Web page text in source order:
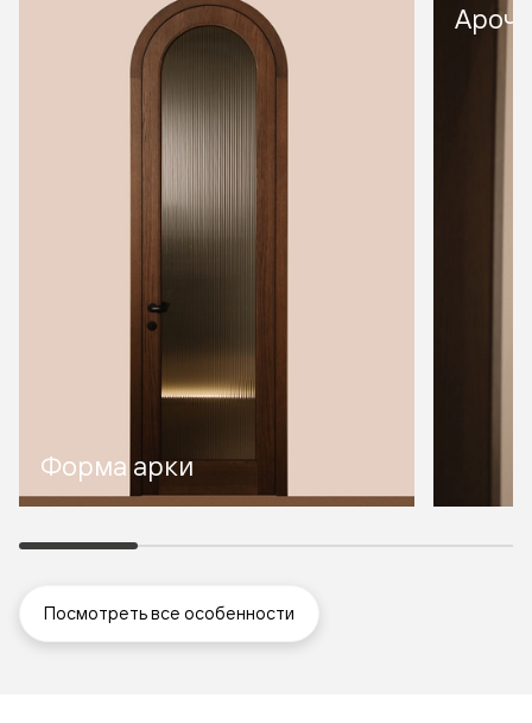
Форма арки
Посмотреть все особенности